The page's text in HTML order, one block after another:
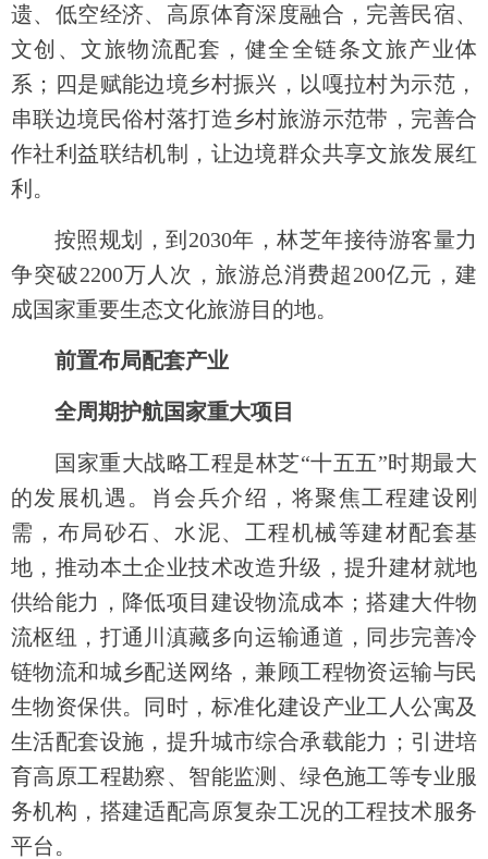
遗、低空经济、高原体育深度融合，完善民宿、
文创、文旅物流配套，健全全链条文旅产业体
系；四是赋能边境乡村振兴，以嘎拉村为示范，
串联边境民俗村落打造乡村旅游示范带，完善合
作社利益联结机制，让边境群众共享文旅发展红
利。
按照规划，到2030年，林芝年接待游客量力
争突破2200万人次，旅游总消费超200亿元，建
成国家重要生态文化旅游目的地。
前置布局配套产业
全周期护航国家重大项目
国家重大战略工程是林芝“十五五”时期最大
的发展机遇。肖会兵介绍，将聚焦工程建设刚
需，布局砂石、水泥、工程机械等建材配套基
地，推动本土企业技术改造升级，提升建材就地
供给能力，降低项目建设物流成本；搭建大件物
流枢纽，打通川滇藏多向运输通道，同步完善冷
链物流和城乡配送网络，兼顾工程物资运输与民
生物资保供。同时，标准化建设产业工人公寓及
生活配套设施，提升城市综合承载能力；引进培
育高原工程勘察、智能监测、绿色施工等专业服
务机构，搭建适配高原复杂工况的工程技术服务
平台。